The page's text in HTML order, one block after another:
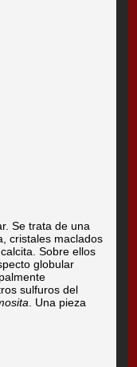
Se trata de una
cristales maclados
Sobre ellos
globular
sulfuros del
. Una pieza